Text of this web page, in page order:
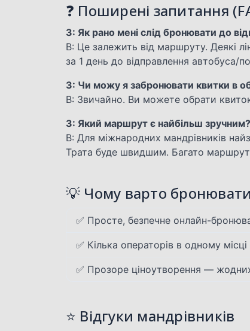
❓ Поширені запитання
З: Як рано мені слід бронювати до
В: Це залежить від маршруту. Деякі
за 1 день до відправлення автобуса/
З: Чи можу я забронювати квитки в
В: Звичайно. Ви можете обрати
З: Який маршрут є найбільш зручним?
В: Для міжнародних мандрівників
Трата буде швидшим. Багато
💡 Чому варто
✅ Просте, безпечне онлайн-
✅ Кілька операторів в одному
✅ Прозоре ціноутворення —
⭐ Відгуки мандрівників